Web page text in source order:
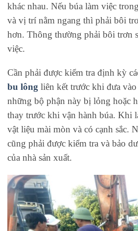
khác nhau. Nếu búa làm việc
và vị trí nằm ngang thì phải bôi
hơn. Thông thường phải bôi trơn
việc.
Cần phải được kiểm tra định kỳ
bu lông liên kết trước khi đưa
những bộ phận này bị lỏng hoặc
thay trước khi vận hành búa. Khi
vật liệu mài mòn và có cạnh sắc.
cũng phải được kiểm tra và bảo
của nhà sản xuất.